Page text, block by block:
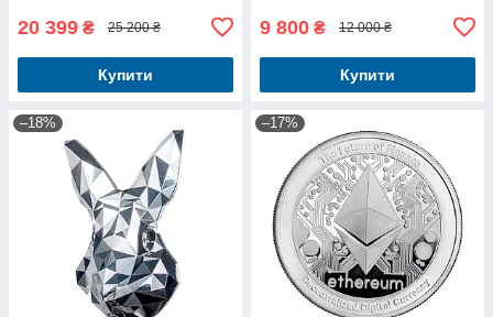
20 399 ₴ 25 200 ₴
Купити
9 800 ₴ 12 000 ₴
Купити
–18% –17%